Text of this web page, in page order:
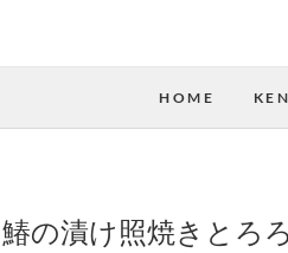
HOME
の漬け照焼きとろ